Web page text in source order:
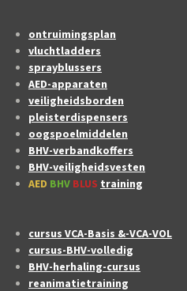
ontruimingsplan
vluchtladders
sprayblussers
AED-apparaten
veiligheidsborden
pleisterdispensers
oogspoelmiddelen
BHV-verbandkoffers
BHV-veiligheidsvesten
AED BHV BLUS training
cursus VCA-Basis &-VCA-VOL
cursus-BHV-volledig
BHV-herhaling-cursus
reanimatietraining